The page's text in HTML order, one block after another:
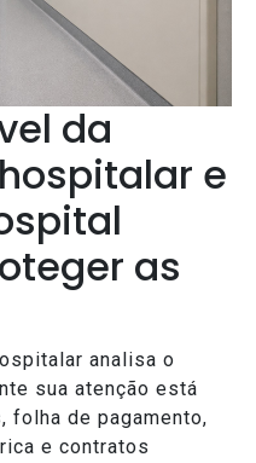
da
e
as
analisa o
sua atenção está
folha de pagamento,
e contratos